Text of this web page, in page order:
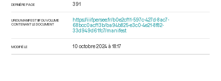
DERNIÈRE PAGE 391
URI DU MANIFEST IIIF DU VOLUME
CONTENANT LE DOCUMENT
https://iiif.persee.fr/b0e2cf11-597c-427d-8ac7-
68bcc0acf13b/ba94b825-e3c0-4e21-8f82-
33d949d61fc7/manifest
MODIFIÉ LE 10 octobre 2024 à 18:17